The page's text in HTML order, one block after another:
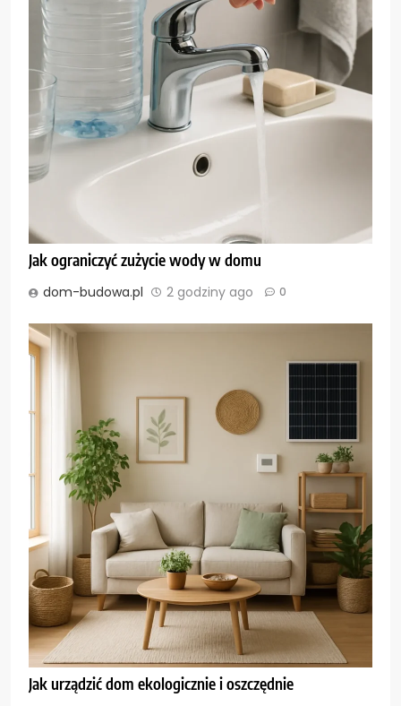
Jak ograniczyć zużycie wody w domu
dom-budowa.pl 2 godziny ago 0
Jak urządzić dom ekologicznie i oszczędnie